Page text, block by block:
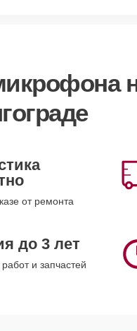
от ремонта
до 3 лет
и запчастей